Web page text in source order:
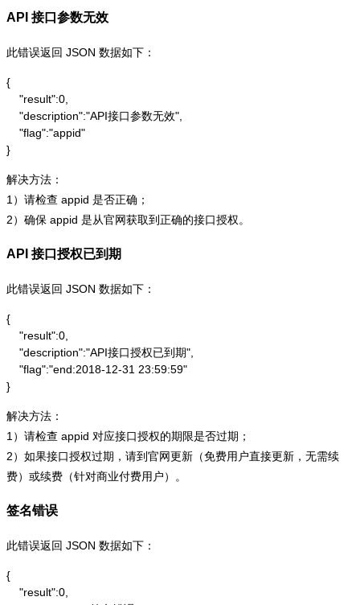
API 接口参数无效
此错误返回 JSON 数据如下：
{
    "result":0,
    "description":"API接口参数无效",
    "flag":"appid"
}
解决方法：
1）请检查 appid 是否正确；
2）确保 appid 是从官网获取到正确的接口授权。
API 接口授权已到期
此错误返回 JSON 数据如下：
{
    "result":0,
    "description":"API接口授权已到期",
    "flag":"end:2018-12-31 23:59:59"
}
解决方法：
1）请检查 appid 对应接口授权的期限是否过期；
2）如果接口授权过期，请到官网更新（免费用户直接更新，无需续
费）或续费（针对商业付费用户）。
签名错误
此错误返回 JSON 数据如下：
{
    "result":0,